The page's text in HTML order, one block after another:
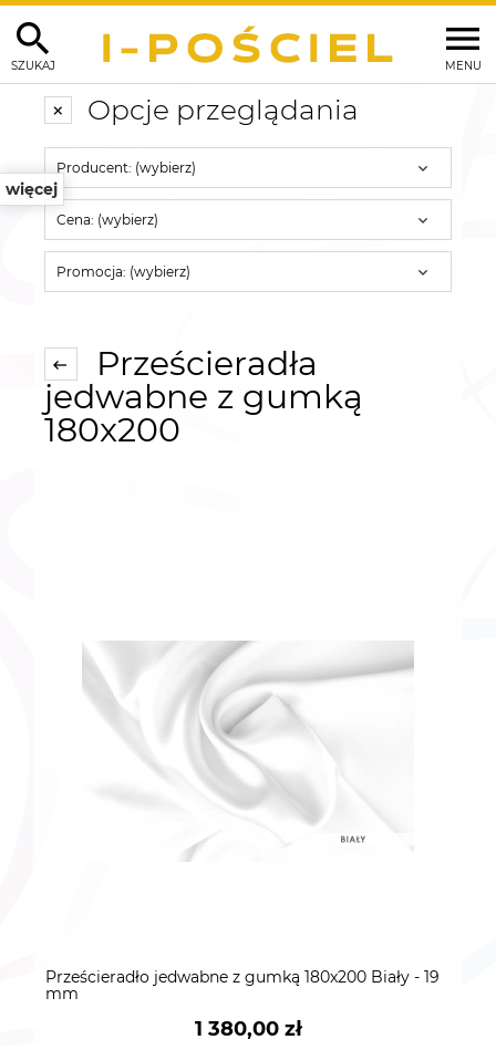
MENU
SZUKAJ
więcej
Opcje przeglądania
Producent: (wybierz)
Cena: (wybierz)
Promocja: (wybierz)
Prześcieradła
jedwabne z gumką
180x200
Prześcieradło jedwabne z gumką 180x200 Biały - 19
mm
1 380,00 zł